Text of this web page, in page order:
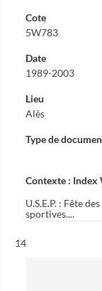
Cote
5W783
Date
1989-2003
Lieu
Alès
Type de
Contexte : Index
U.S.E.P. : Fête
sportives....
Résultat n°
14